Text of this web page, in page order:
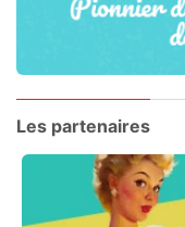
Les partenaires